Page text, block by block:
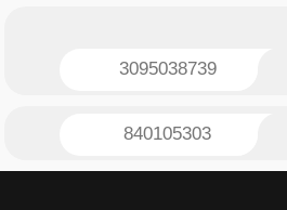
3095038739
840105303